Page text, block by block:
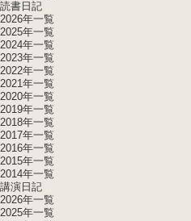
読書日記
2026年一覧
2025年一覧
2024年一覧
2023年一覧
2022年一覧
2021年一覧
2020年一覧
2019年一覧
2018年一覧
2017年一覧
2016年一覧
2015年一覧
2014年一覧
講演日記
2026年一覧
2025年一覧